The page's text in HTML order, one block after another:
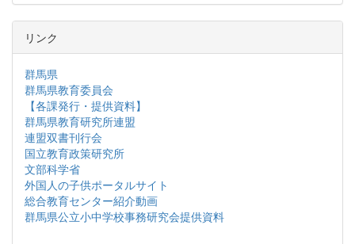
リンク
群馬県
群馬県教育委員会
【各課発行・提供資料】
群馬県教育研究所連盟
連盟双書刊行会
国立教育政策研究所
文部科学省
外国人の子供ポータルサイト
総合教育センター紹介動画
群馬県公立小中学校事務研究会提供資料